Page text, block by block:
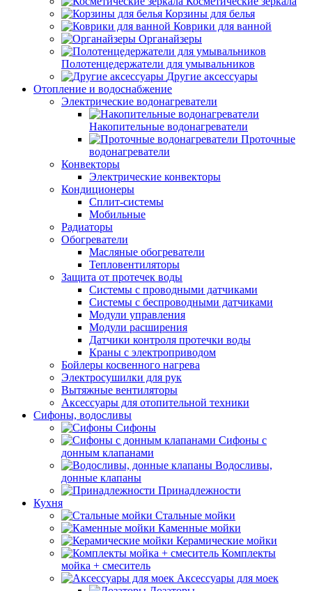
Корзины для белья
Коврики для ванной
Органайзеры
Полотенцедержатели для умывальников
Другие аксессуары
Отопление и водоснабжение
Электрические водонагреватели
Накопительные водонагреватели
Проточные
водонагреватели
Конвекторы
Электрические конвекторы
Кондиционеры
Сплит-системы
Мобильные
Радиаторы
Обогреватели
Масляные обогреватели
Тепловентиляторы
Защита от протечек воды
Системы с проводными датчиками
Системы с беспроводными датчиками
Модули управления
Модули расширения
Датчики контроля протечки воды
Краны с электроприводом
Бойлеры косвенного нагрева
Электросушилки для рук
Вытяжные вентиляторы
Аксессуары для отопительной техники
Сифоны, водосливы
Сифоны
Сифоны с
донным клапанами
Водосливы,
донные клапаны
Принадлежности
Кухня
Стальные мойки
Каменные мойки
Керамические мойки
Комплекты
мойка + смеситель
Аксессуары для моек